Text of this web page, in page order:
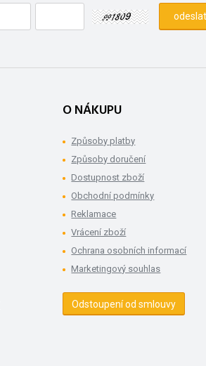
O NÁKUPU
Způsoby platby
Způsoby doručení
Dostupnost zboží
Obchodní podmínky
Reklamace
Vrácení zboží
Ochrana osobních informací
Marketingový souhlas
Odstoupení od smlouvy